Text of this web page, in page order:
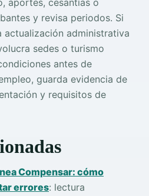
aportes, cesantías o
y revisa periodos. Si
actualización administrativa
sedes o turismo
antes de
guarda evidencia de
y requisitos de
Compensar: cómo
errores: lectura